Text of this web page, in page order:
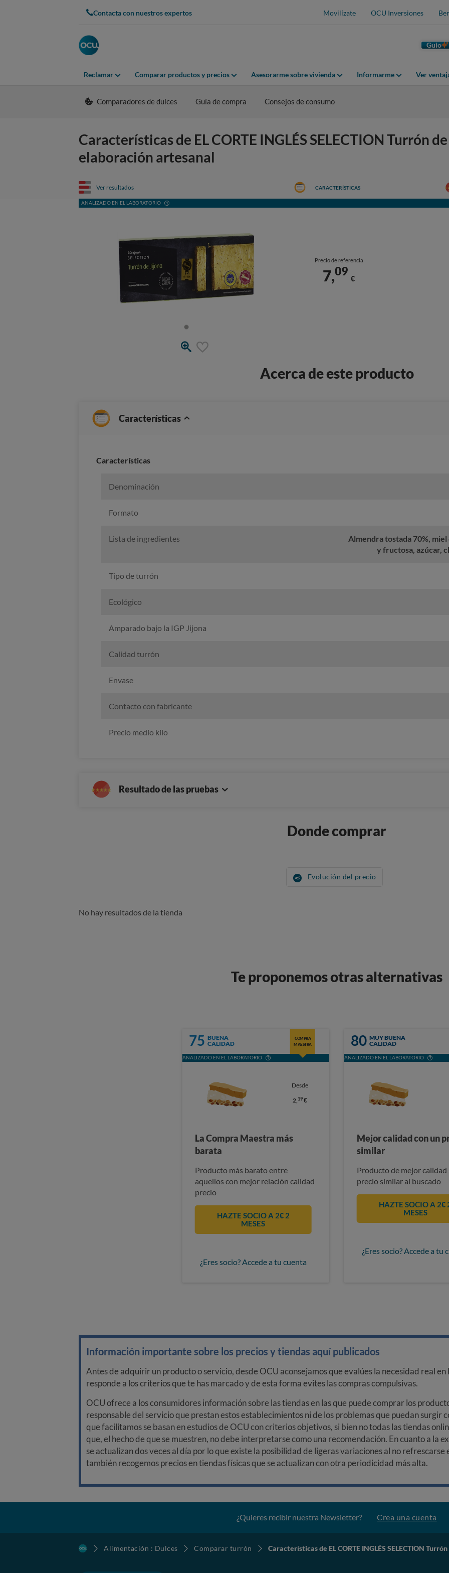
Contacta con nuestros expertos Movilízate OCU Inversiones
Guio
Reclamar Comparar productos y precios Asesorarme sobre vivienda Informarme Ver
Comparadores de dulces Guía de compra Consejos de consumo
Características de EL CORTE INGLÉS SELECTION Turrón
elaboración artesanal
Ver resultados
ANALIZADO EN EL LABORATORIO
CARACTERÍSTICAS
Precio de referencia
7,09
€
Acerca de este producto
Características
Caracterí­sticas
Denominación
Formato
Lista de ingredientes
Almendra tostada 70%,
y fructosa, azúcar,
Tipo de turrón
Ecológico
Amparado bajo la IGP Jijona
Calidad turrón
Envase
Contacto con fabricante
Precio medio kilo
Resultado de las pruebas
Donde comprar
Evolución del precio
No hay resultados de la tienda
Te proponemos otras alternativas
75 BUENA
CALIDAD
COMPRA
MAESTRA
ANALIZADO EN EL LABORATORIO
Desde
2,19€
La Compra Maestra más
barata
Producto más barato entre
aquellos con mejor relación calidad
precio
HAZTE SOCIO A 2€ 2
MESES
¿Eres socio? Accede a tu cuenta
80 MUY BUENA
CALIDAD
ANALIZADO EN EL LABORATORIO
Mejor calidad con un
similar
Producto de mejor calidad
precio similar al buscado
HAZTE SOCIO A 2€
MESES
¿Eres socio? Accede a tu
Información importante sobre los precios y tiendas aquí publicados
Antes de adquirir un producto o servicio, desde OCU aconsejamos que evalúes la necesidad real
responde a los criterios que te has marcado y de esta forma evites las compras compulsivas.
OCU ofrece a los consumidores información sobre las tiendas en las que puede comprar los
responsable del servicio que prestan estos establecimientos ni de los problemas que puedan surgir
que facilitamos se basan en estudios de OCU con criterios objetivos, si bien no todas las tiendas
que, el hecho de que se muestren, no debe interpretarse como una recomendación. En cuanto a la
se actualizan dos veces al día por lo que existe la posibilidad de ligeras variaciones al no refrescarse
también recogemos precios en tiendas físicas que se actualizan con otra periodicidad más alta.
¿Quieres recibir nuestra Newsletter? Crea una cuenta
Alimentación : Dulces Comparar turrón Características de EL CORTE INGLÉS SELECTION